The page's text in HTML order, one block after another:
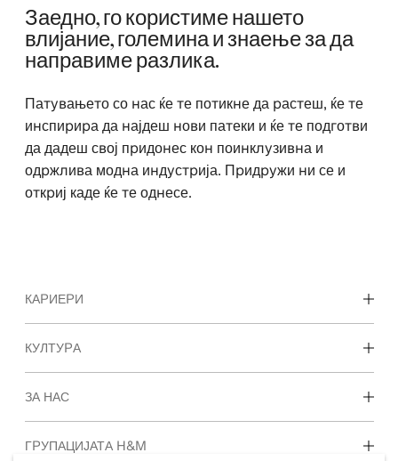
Заедно, го користиме нашето
влијание, големина и знаење за да
направиме разлика.
Патувањето со нас ќе те потикне да растеш, ќе те
инспирира да најдеш нови патеки и ќе те подготви
да дадеш свој придонес кон поинклузивна и
одржлива модна индустрија. Придружи ни се и
откриј каде ќе те однесе.
КАРИЕРИ
Откријте ги нашите области на работење
КУЛТУРА
Нашата култура и придобивките
ЗА НАС
Кои сме ние
ГРУПАЦИЈАТА H&M